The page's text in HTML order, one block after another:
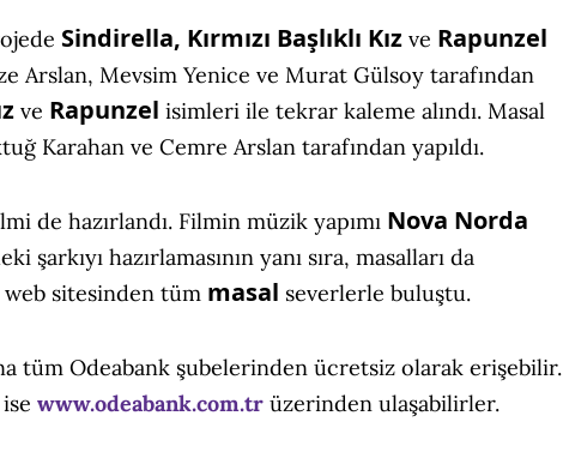
Sindirella, Kırmızı Başlıklı Kız ve Rapunzel
Arslan, Mevsim Yenice ve Murat Gülsoy tarafından
ve Rapunzel isimleri ile tekrar kaleme alındı. Masal
Karahan ve Cemre Arslan tarafından yapıldı.
de hazırlandı. Filmin müzik yapımı Nova Norda
şarkıyı hazırlamasının yanı sıra, masalları da
web sitesinden tüm masal severlerle buluştu.
tüm Odeabank şubelerinden ücretsiz olarak erişebilir.
www.odeabank.com.tr üzerinden ulaşabilirler.